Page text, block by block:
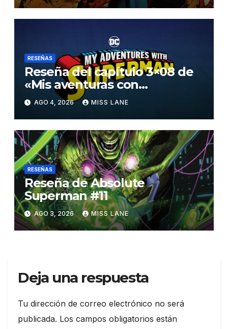
RESEÑAS
Reseña del capítulo 3×08 de
«Mis aventuras con
Superman»
AGO 4, 2026 MISS LANE
RESEÑAS
Reseña de Absolute
Superman #11
AGO 3, 2026 MISS LANE
Deja una respuesta
Tu dirección de correo electrónico no será
publicada. Los campos obligatorios están